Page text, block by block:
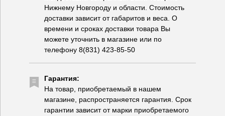
Нижнему Новгороду и области. Стоимость
доставки зависит от габаритов и веса. О
времени и сроках доставки товара Вы
можете уточнить в магазине или по
телефону 8(831) 423-85-50
Гарантия:
На товар, приобретаемый в нашем
магазине, распространяется гарантия. Срок
гарантии зависит от марки приобретаемого